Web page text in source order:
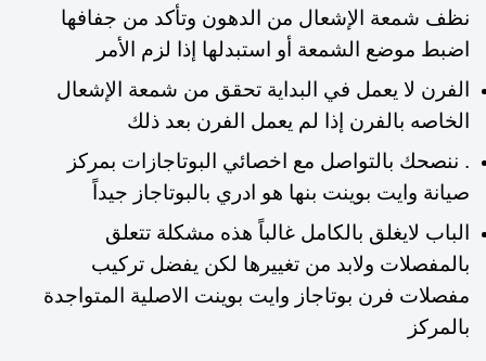
نظف شمعة الإشعال من الدهون وتأكد من جفافها
اضبط موضع الشمعة أو استبدلها إذا لزم الأمر
الفرن لا يعمل في البداية تحقق من شمعة الإشعال
الخاصه بالفرن إذا لم يعمل الفرن بعد ذلك
. ننصحك بالتواصل مع اخصائي البوتاجازات بمركز
صيانة وايت بوينت بنها هو ادري بالبوتاجاز جيداً
الباب لايغلق بالكامل غالباً هذه مشكلة تتعلق
بالمفصلات ولابد من تغييرها لكن يفضل تركيب
مفصلات فرن بوتاجاز وايت بوينت الاصلية المتواجدة
بالمركز